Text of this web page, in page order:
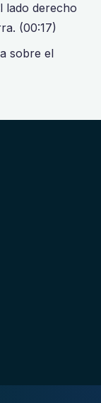
lado derecho
(00:17)
sobre el